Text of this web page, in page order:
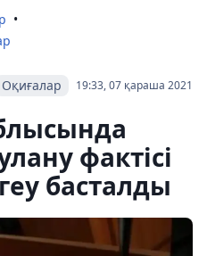
19:33, 07 қараша 2021
Оқиғалар
фактісі
басталды